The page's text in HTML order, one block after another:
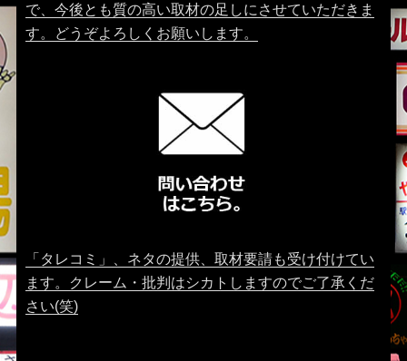
で、今後とも質の高い取材の足しにさせていただきま
す。どうぞよろしくお願いします。
「タレコミ」、ネタの提供、取材要請も受け付けてい
ます。クレーム・批判はシカトしますのでご了承くだ
さい(笑)